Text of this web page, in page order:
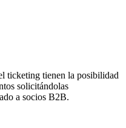
ticketing tienen la posibilidad
solicitándolas
a socios B2B.